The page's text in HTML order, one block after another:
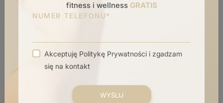
internetowej Urzędu
Ochrony Danych
Wnioski do
Siemianowice Śląskie,
dotyczące realizacji
powyższych praw, można
fitness i wellness GRATIS
NUMER TELEFONU*
Akceptuję Politykę Prywatności i zgadzam
się na kontakt